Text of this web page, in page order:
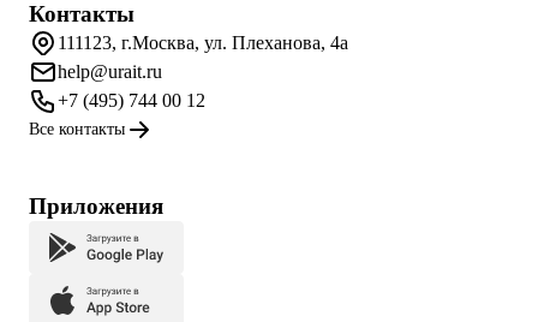
Контакты
111123, г.Москва, ул. Плеханова, 4а
help@urait.ru
+7 (495) 744 00 12
Все контакты
Приложения